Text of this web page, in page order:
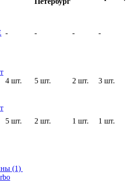
- - - -
4 шт. 5 шт. 2 шт. 3 шт.
5 шт. 2 шт. 1 шт. 1 шт.
(1)